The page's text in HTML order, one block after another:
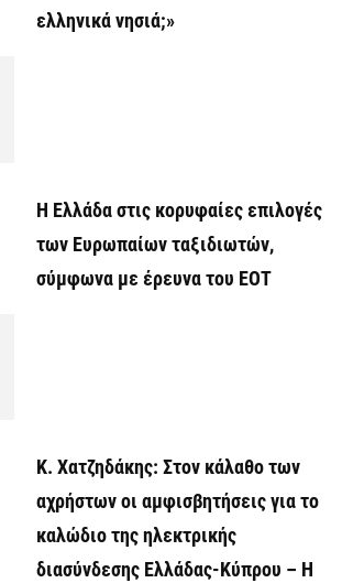
ελληνικά νησιά;»
Η Ελλάδα στις κορυφαίες επιλογές
των Ευρωπαίων ταξιδιωτών,
σύμφωνα με έρευνα του ΕΟΤ
Κ. Χατζηδάκης: Στον κάλαθο των
αχρήστων οι αμφισβητήσεις για το
καλώδιο της ηλεκτρικής
διασύνδεσης Ελλάδας-Κύπρου – Η